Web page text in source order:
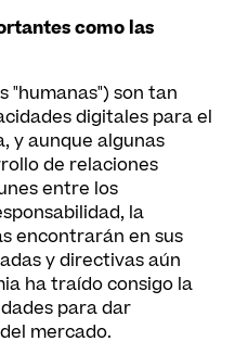
como las
"humanas") son tan
digitales para el
y aunque algunas
de relaciones
entre los
la
encontrarán en sus
y directivas aún
ha traído consigo la
para dar
mercado.